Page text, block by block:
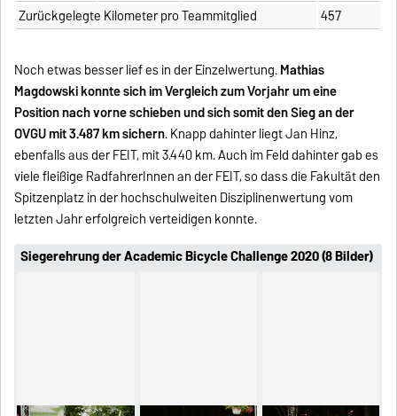
Zurückgelegte Kilometer pro Teammitglied
457
Noch etwas besser lief es in der Einzelwertung.Mathias
Magdowski konnte sich im Vergleich zum Vorjahr um eine
Position nach vorne schieben und sich somit den Sieg an der
OVGU mit 3.487 km sichern. Knapp dahinter liegt Jan Hinz,
ebenfalls aus der FEIT, mit 3.440 km. Auch im Feld dahinter gab es
viele fleißige RadfahrerInnen an der FEIT, so dass die Fakultät den
Spitzenplatz in der hochschulweiten Disziplinenwertung vom
letzten Jahr erfolgreich verteidigen konnte.
Siegerehrung der Academic Bicycle Challenge 2020 (8 Bilder)